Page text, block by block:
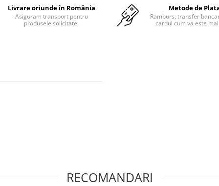
Livrare oriunde în România
Asiguram transport pentru
produsele solicitate.
Metode de
Ramburs, transfer
cardul cum va este
RECOMANDARI